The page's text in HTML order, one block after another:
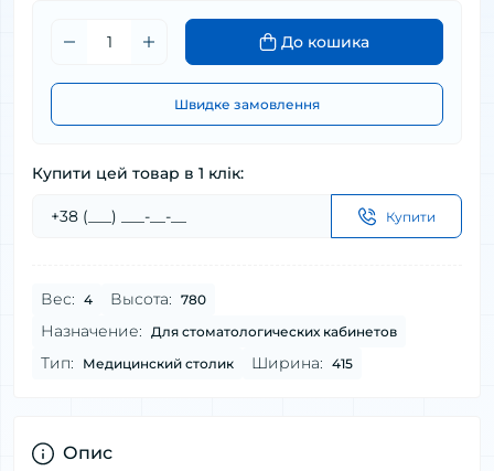
До кошика
Швидке замовлення
Купити цей товар в 1 клік:
Купити
Вес: 4 Высота: 780
Назначение: Для стоматологических кабинетов
Тип: Медицинский столик Ширина: 415
Опис